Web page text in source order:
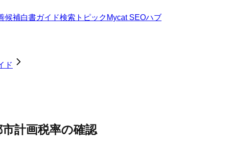
候補白書ガイド検索トピック Mycat SEOハブ
ド
計画税率の確認